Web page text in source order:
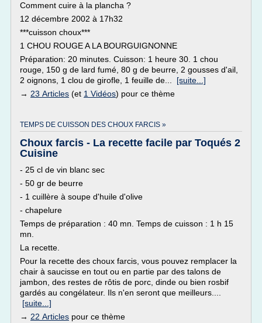
Comment cuire à la plancha ?
12 décembre 2002 à 17h32
***cuisson choux***
1 CHOU ROUGE A LA BOURGUIGNONNE
Préparation: 20 minutes. Cuisson: 1 heure 30. 1 chou
rouge, 150 g de lard fumé, 80 g de beurre, 2 gousses d'ail,
2 oignons, 1 clou de girofle, 1 feuille de... [suite...]
→ 23 Articles (et 1 Vidéos) pour ce thème
TEMPS DE CUISSON DES CHOUX FARCIS »
Choux farcis - La recette facile par Toqués 2
Cuisine
- 25 cl de vin blanc sec
- 50 gr de beurre
- 1 cuillère à soupe d'huile d'olive
- chapelure
Temps de préparation : 40 mn. Temps de cuisson : 1 h 15
mn.
La recette.
Pour la recette des choux farcis, vous pouvez remplacer la
chair à saucisse en tout ou en partie par des talons de
jambon, des restes de rôtis de porc, dinde ou bien rosbif
gardés au congélateur. Ils n'en seront que meilleurs....
[suite...]
→ 22 Articles pour ce thème